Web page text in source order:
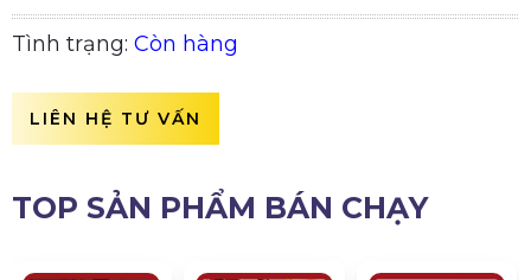
Tình trạng: Còn hàng
LIÊN HỆ TƯ VẤN
TOP SẢN PHẨM BÁN CHẠY